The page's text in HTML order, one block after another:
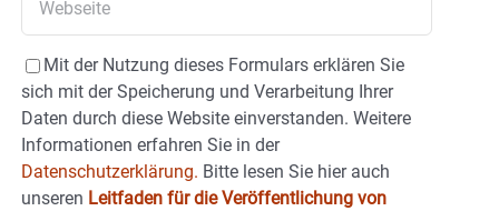
Mit der Nutzung dieses Formulars erklären Sie
sich mit der Speicherung und Verarbeitung Ihrer
Daten durch diese Website einverstanden. Weitere
Informationen erfahren Sie in der
Datenschutzerklärung. Bitte lesen Sie hier auch
unseren Leitfaden für die Veröffentlichung von